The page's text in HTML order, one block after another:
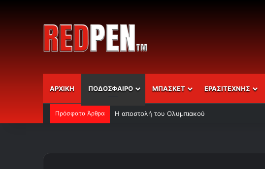
ΑΡΧΙΚΗ ΠΟΔΟΣΦΑΙΡΟ ΜΠΑΣΚΕΤ ΕΡΑΣΙΤΕΧΝΗΣ
Πρόσφατα Άρθρα Η αποστολή του Ολυμπιακού